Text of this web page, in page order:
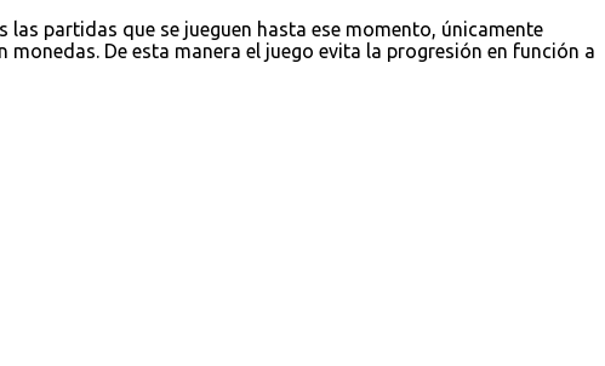
partidas que se jueguen hasta ese momento, únicamente
De esta manera el juego evita la progresión en función a